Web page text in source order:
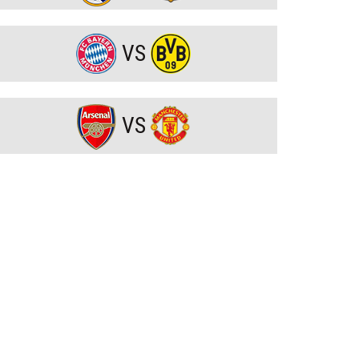
Realem Madryt!
Raków rozczarował. Szwedzi wyjechali spod Jasnej Góry
Koszmarny mecz GKS. Katowiczanie zawalili w obronie i
na szczęście zapłacili najmniejszy wymiar kary (VIDEO)
VS
VS